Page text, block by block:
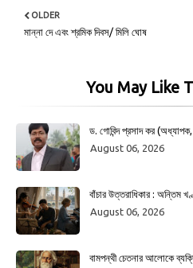
OLDER
মান্না দে এবং শ্রমিক দিবস/ মিলি ঘোষ
You May Like
ড. গোবিন্দ প্রসাদ কর
August 06, 2026
বাঁচার উত্তরাধিকার : অন্তিম
August 06, 2026
বামপন্থী চেতনার আলোকে